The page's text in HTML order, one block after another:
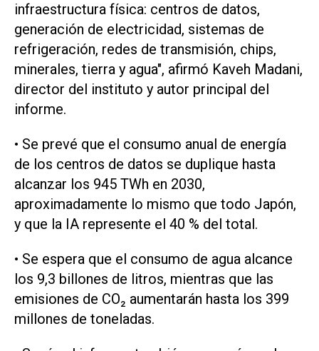
infraestructura física: centros de datos,
generación de electricidad, sistemas de
refrigeración, redes de transmisión, chips,
minerales, tierra y agua", afirmó Kaveh Madani,
director del instituto y autor ​principal del
‌informe.
• Se prevé que el consumo anual de energía
de los centros de datos se duplique hasta
alcanzar los 945 TWh en 2030,
aproximadamente lo mismo que todo Japón,
y que la IA represente el 40 % del total.
• ⁠Se espera que el consumo de agua alcance
los 9,3 billones de litros, mientras que las
emisiones de CO₂ aumentarán hasta los 399
millones de toneladas.